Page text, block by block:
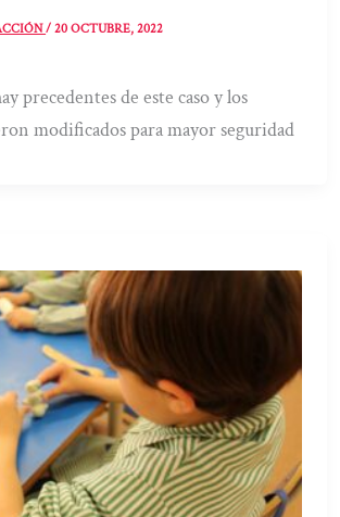
/20 OCTUBRE, 2022
precedentes de este caso y los
modificados para mayor seguridad